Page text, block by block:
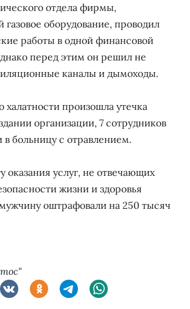
отдела фирмы,
оборудование, проводил
работы в одной финансовой
перед этим он решил не
каналы и дымоходы.
халатности произошла утечка
организации, 7 сотрудников
в больницу с отравлением.
оказания услуг, не отвечающих
жизни и здоровья
оштрафовали на 250 тысяч